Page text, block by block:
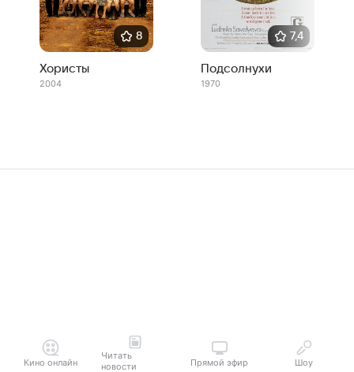
8
Хористы
2004
7,4
Подсолнухи
1970
Кино онлайн
Читать
новости
Прямой эфир Шоу